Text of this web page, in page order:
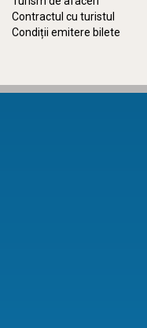
Contractul cu turistul
Condiții emitere bilete